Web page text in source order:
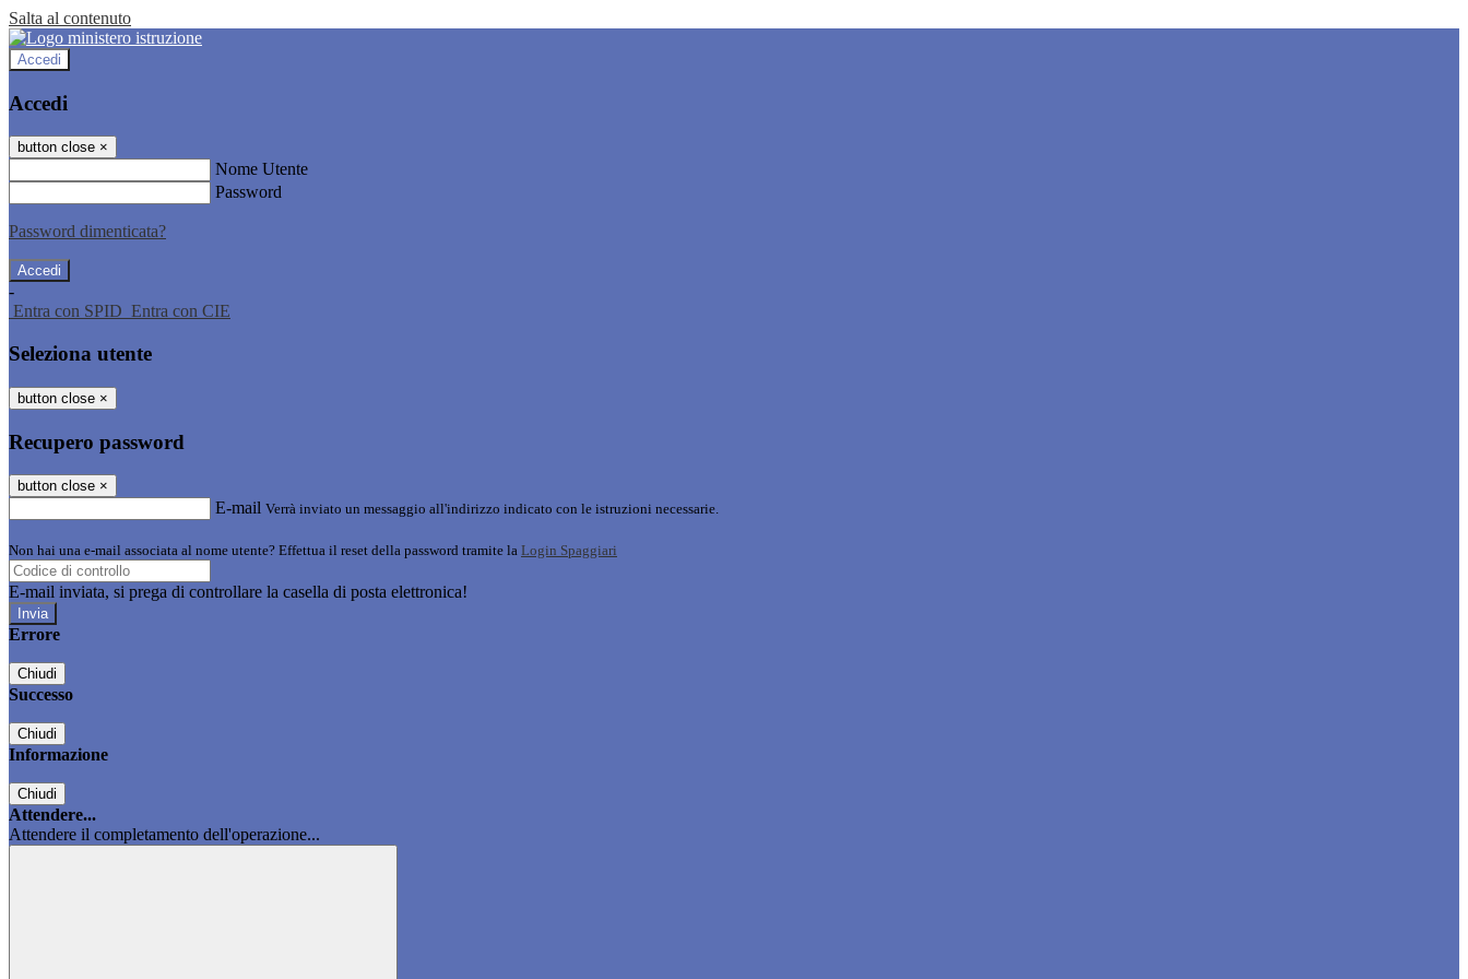
Salta al contenuto
Accedi
Accedi
button close ×
Nome Utente
Password
Password dimenticata?
-
Entra con SPID Entra con CIE
Seleziona utente
button close ×
Recupero password
button close ×
E-mail Verrà inviato un messaggio all'indirizzo indicato con le istruzioni necessarie.
Non hai una e-mail associata al nome utente? Effettua il reset della password tramite la Login Spaggiari
E-mail inviata, si prega di controllare la casella di posta elettronica!
Errore
Chiudi
Successo
Chiudi
Informazione
Chiudi
Attendere...
Attendere il completamento dell'operazione...